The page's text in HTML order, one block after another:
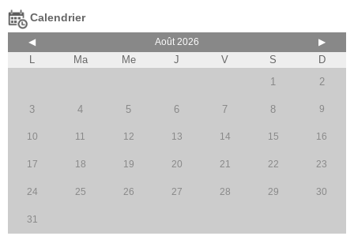
Calendrier
◀ Août 2026 ▶
L Ma Me J V S
D
1
2
3 4 5 6 7 8 9
10 11 12 13 14 15 16
17 18 19 20 21 22 23
24 25 26 27 28 29 30
31